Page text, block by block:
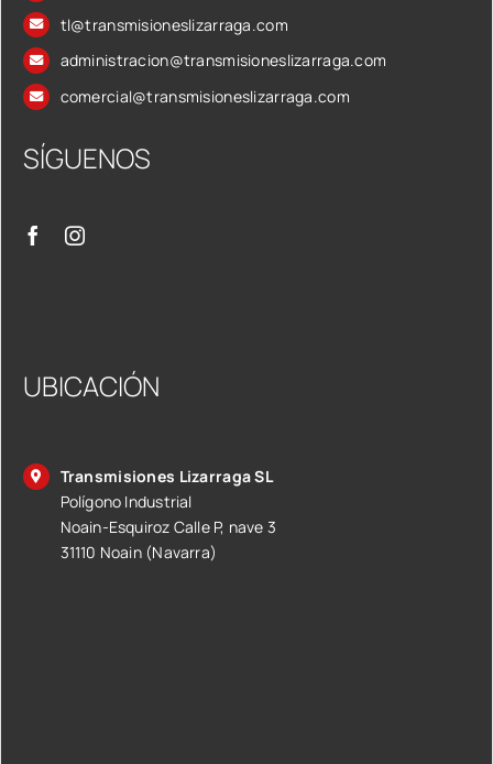
tl@transmisioneslizarraga.com
administracion@transmisioneslizarraga.com
comercial@transmisioneslizarraga.com
SÍGUENOS
UBICACIÓN
Transmisiones Lizarraga SL
Polígono Industrial
Noain-Esquiroz Calle P, nave 3
31110 Noain (Navarra)